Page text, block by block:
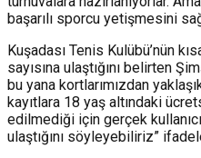
başarılı sporcu yetişmesini
Kuşadası Tenis Kulübü’nün
sayısına ulaştığını belirten
bu yana kortlarımızdan
kayıtlara 18 yaş altındaki
edilmediği için gerçek
ulaştığını söyleyebiliriz”